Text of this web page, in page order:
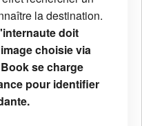
la destination.
doit
choisie via
se charge
pour identifier